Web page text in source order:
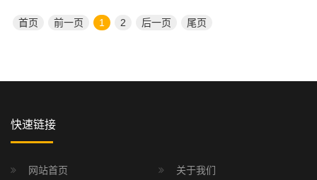
首页 前一页 1 2 后一页 尾页
快速链接
网站首页 关于我们